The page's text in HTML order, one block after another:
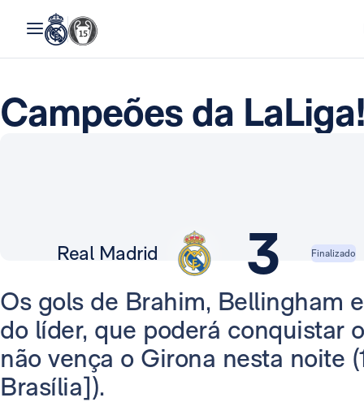
Campeões da LaLiga!
3
Real Madrid Finalizado
Os gols de Brahim, Bellingham
do líder, que poderá conquistar
não vença o Girona nesta noite
Brasília]).